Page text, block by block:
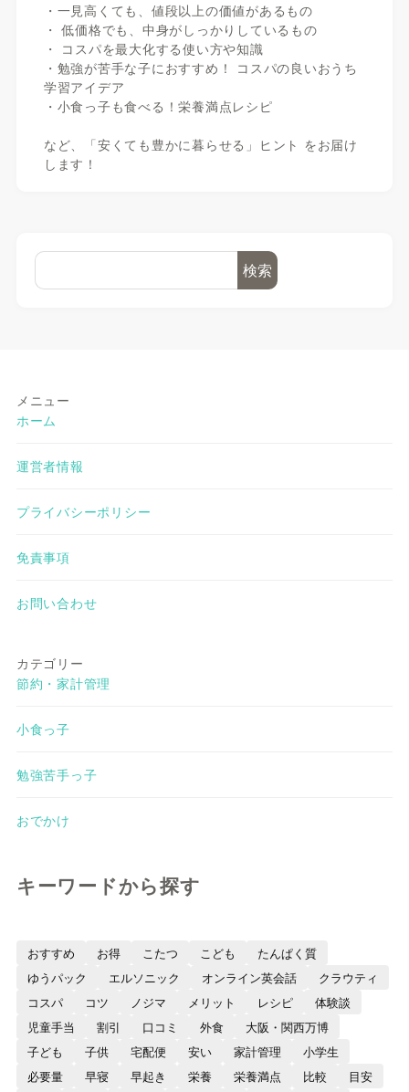
・一見高くても、値段以上の価値があるもの
・ 低価格でも、中身がしっかりしているもの
・ コスパを最大化する使い方や知識
・勉強が苦手な子におすすめ！ コスパの良いおうち
学習アイデア
・小食っ子も食べる！栄養満点レシピ
など、「安くても豊かに暮らせる」ヒント をお届け
します！
検索
メニュー
ホーム
運営者情報
プライバシーポリシー
免責事項
お問い合わせ
カテゴリー
節約・家計管理
小食っ子
勉強苦手っ子
おでかけ
キーワードから探す
おすすめ お得 こたつ こども
たんぱく質
ゆうパック
エルソニック オンライン英会話
クラウティ
コスパ
コツ ノジマ メリット レシピ
体験談
児童手当
割引 口コミ 外食
大阪・関西万博
子ども
子供 宅配便 安い 家計管理
小学生
必要量
早寝 早起き 栄養 栄養満点 比較
目安